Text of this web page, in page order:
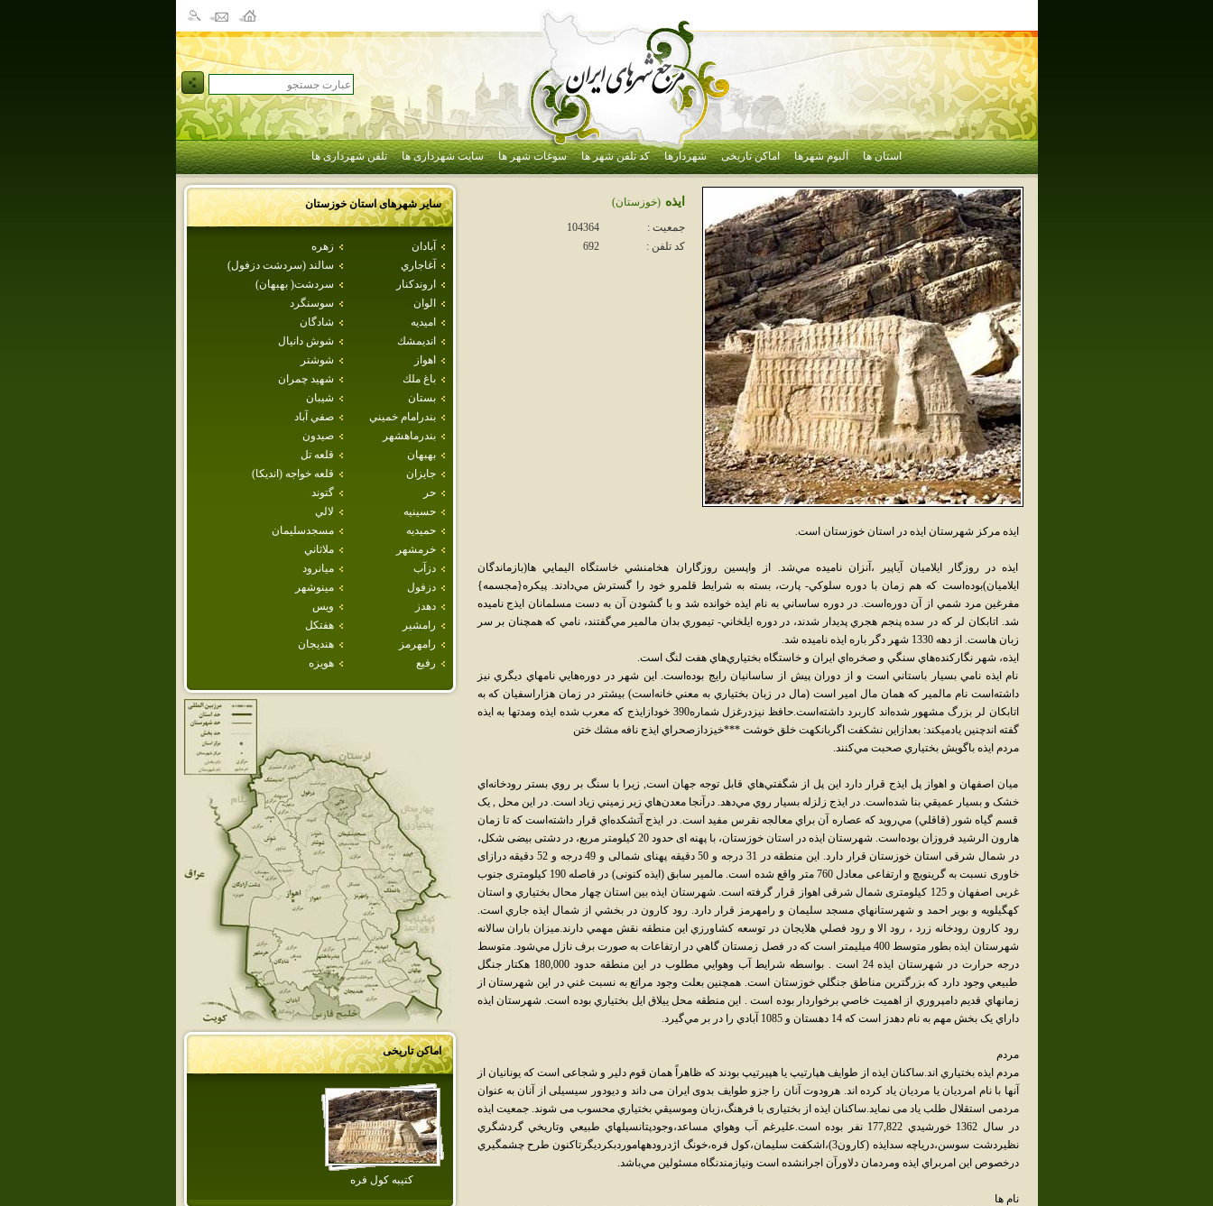
استان ها آلبوم شهرها اماکن تاریخی شهردارها کد تلفن شهر ها سوغات شهر ها سایت شهرداری ها تلفن شهرداری ها
سایر شهرهای استانخوزستان
آبادان
زهره
آغاجاري
سالند (سردشت دزفول)
اروندكنار
سردشت( بهبهان)
الوان
سوسنگرد
اميديه
شادگان
انديمشك
شوش دانيال
اهواز
شوشتر
باغ ملك
شهيد چمران
بستان
شيبان
بندرامام خميني
صفي آباد
بندرماهشهر
صيدون
بهبهان
قلعه تل
جايزان
قلعه خواجه (انديكا)
حر
گتوند
حسينيه
لالي
حميديه
مسجدسليمان
خرمشهر
ملاثاني
دزآب
ميانرود
دزفول
مينوشهر
دهدز
ويس
رامشير
هفتكل
رامهرمز
هنديجان
رفيع
هويزه
اماکن تاریخی
كتيبه كول فره
ايذه (خوزستان)
جمعیت :
104364
کد تلفن :
692
ايذه مرکز شهرستان ايذه در استان خوزستان است.
ايذه در روزگار ايلاميان آياپير ،آنزان ناميده مي‌شد. از واپسين روزگاران هخامنشي خاستگاه اليمايي ها(بازماندگان
ايلاميان)بوده‌است که هم زمان با دوره سلوکي- پارت، بسته به شرايط قلمرو خود را گسترش مي‌دادند. پيکره{مجسمه}
مفرغين مرد شمي از آن دوره‌است. در دوره ساساني به نام ايذه خوانده شد و با گشودن آن به دست مسلمانان ايذج ناميده
شد. اتابکان لر که در سده پنجم هجري پديدار شدند، در دوره ايلخاني- تيموري بدان مالمير مي‌گفتند، نامي که همچنان بر سر
زبان هاست. از دهه 1330 شهر دگر باره ايذه ناميده شد.
ايذه، شهر نگارکنده‌هاي سنگي و صخره‌اي ايران و خاستگاه بختياري‌هاي هفت لنگ است.
نام ايذه نامي بسيار باستاني است و از دوران پيش از ساسانيان رايج بوده‌است. اين شهر در دوره‌هايي نامهاي ديگري نيز
داشته‌است نام مالمير که همان مال امير است (مال در زبان بختياري به معني خانه‌است) بيشتر در زمان هزاراسفيان که به
اتابکان لر بزرگ مشهور شده‌اند کاربرد داشته‌است.حافظ نيزدرغزل شماره390 خودازايذج كه معرب شده ايذه ومدتها به ايذه
گفته اندچنين يادميكند: بعدازاين نشكفت اگربانكهت خلق خوشت ***خيزدازصحراي ايذج نافه مشك ختن
مردم ايذه باگويش بختياري صحبت مي‌کنند.
ميان اصفهان و اهواز پل ايذج قرار دارد اين پل از شگفتي‌هاي قابل توجه جهان است, زيرا با سنگ بر روي بستر رودخانه‌اي
خشک و بسيار عميقي بنا شده‌است. در ايذج زلزله بسيار روي مي‌دهد. درآنجا معدن‌هاي زير زميني زياد است. در اين محل , يک
قسم گياه شور (قاقلي) مي‌رويد که عصاره آن براي معالجه نقرس مفيد است. در ايذج آتشکده‌اي قرار داشته‌است که تا زمان
هارون الرشيد فروزان بوده‌است. شهرستان ايذه در استان خوزستان، با پهنه اى حدود 20 كيلومتر مربع، در دشتى بيضى شكل،
در شمال شرقى استان خوزستان قرار دارد. اين منطقه در 31 درجه و 50 دقيقه پهناى شمالى و 49 درجه و 52 دقيقه درازاى
خاورى نسبت به گرينويچ و ارتفاعى معادل 760 متر واقع شده است. مالمير سابق (ايذه كنونى) در فاصله 190 كيلومترى جنوب
غربى اصفهان و 125 كيلومترى شمال شرقى اهواز قرار گرفته است. ‏شهرستان ايذه بين استان چهار محال بختياري و استان
کهگيلويه و بوير احمد و شهرستانهاي مسجد سليمان و رامهرمز قرار دارد. رود کارون در بخشي از شمال ايذه جاري است.
رود کارون رودخانه زرد ، رود الا و رود فصلي هلايجان در توسعه کشاورزي اين منطقه نقش مهمي دارند.‏ميزان باران سالانه
شهرستان ايذه بطور متوسط 400 ميليمتر است که در فصل زمستان گاهي در ارتفاعات به صورت برف نازل مي‌شود. متوسط
درجه حرارت در شهرستان ايذه 24 است . بواسطه شرايط آب وهوايي مطلوب در اين منطقه حدود 180,000 هکتار جنگل
طبيعي وجود دارد که بزرگترين مناطق جنگلي خوزستان است. همچنين بعلت وجود مراتع به نسبت غني در اين شهرستان از
زمانهاي قديم دامپروري از اهميت خاصي برخواردار بوده است . اين منطقه محل ييلاق ايل بختياري بوده است. شهرستان ايذه
داراي يک بخش مهم به نام دهدز است که 14 دهستان و 1085 آبادي را در بر مي‌گيرد.
مردم
مردم ايذه بختياري اند.ساكنان ايذه از طوايف هپارتيپ يا هپيرتيپ بودند كه ظاهراً همان قوم دلير و شجاعى است كه يونانيان از
آنها با نام امرديان يا مرديان ياد كرده اند. هرودوت آنان را جزو طوايف بدوى ايران مى داند و ديودور سيسيلى از آنان به عنوان
مردمى استقلال طلب ياد مى نمايد.ساكنان ايذه از بختيارى با فرهنگ،زبان وموسيقي بختياري محسوب مى شوند. جمعيت ايذه
در سال 1362 خورشيدي 177,822 نفر بوده است.عليرغم آب وهواي مساعد،وجودپتانسيلهاي طبيعي وتاريخي گردشگري
نظيردشت سوسن،درياچه سدايذه (كارون3)،اشكفت سليمان،كول فره،خونگ اژدرودههاموردبكرديگرتاكنون طرح چشمگيري
درخصوص اين امربراي ايذه ومردمان دلاورآن اجرانشده است ونيازمندنگاه مسئولين مي‌باشد.
نام ها